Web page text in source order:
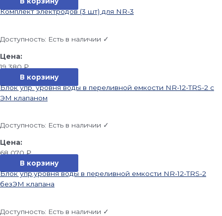
Комплект электродов (3 шт) для NR-3
Доступность: Есть в наличии ✓
19 380₽
В корзину
Блок упр. уровня воды в переливной емкости NR-12-TRS-2 с
ЭМ клапаном
Доступность: Есть в наличии ✓
68 070₽
В корзину
Блок упр.уровня воды в переливной емкости NR-12-TRS-2
безЭМ клапана
Доступность: Есть в наличии ✓